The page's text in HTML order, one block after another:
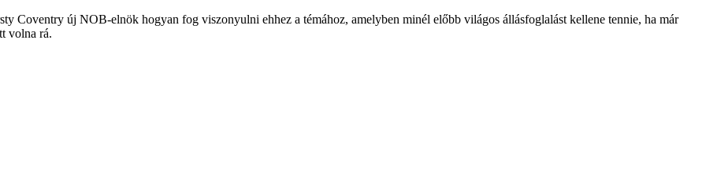
Coventry új NOB-elnök hogyan fog viszonyulni ehhez a témához, amelyben minél előbb világos állásfoglalást kellene tennie, ha már
volna rá.